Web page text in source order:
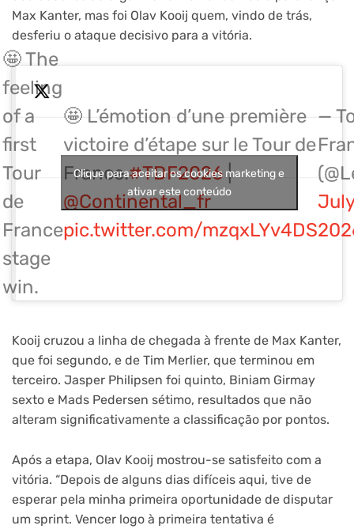
Max Kanter, mas foi Olav Kooij quem, vindo de trás,
desferiu o ataque decisivo para a vitória.
🤩 The
feeling
of a
first
Tour
de
France
stage
win.
🤩 L’émotion d’une première
victoire d’étape sur le Tour de
France.#TDF2026|
@Continental_fr
pic.twitter.com/mzqxLYv4DS
—
Clique para aceitar os cookies marketing e
ativar este conteúdo
Kooij cruzou a linha de chegada à frente de Max Kanter,
que foi segundo, e de Tim Merlier, que terminou em
terceiro. Jasper Philipsen foi quinto, Biniam Girmay
sexto e Mads Pedersen sétimo, resultados que não
alteram significativamente a classificação por pontos.
Após a etapa, Olav Kooij mostrou-se satisfeito com a
vitória. “Depois de alguns dias difíceis aqui, tive de
esperar pela minha primeira oportunidade de disputar
um sprint. Vencer logo à primeira tentativa é